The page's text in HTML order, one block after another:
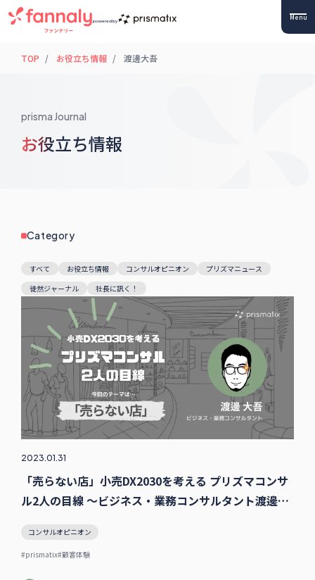
powered by Menu
TOP お役立ち情報 渡邊大吾
prisma Journal
お役立ち情報
2023.01.31
「売らない店」小売DX2030を考える プリズマコンサ
ル2人の目線 〜ビジネス・業務コンサルタント渡邊の
コンサルオピニオン
#prismatix#顧客体験
Category
すべて お役立ち情報 コンサルオピニオン
プリズマニュース
徒然ジャーナル
社長に訊く！